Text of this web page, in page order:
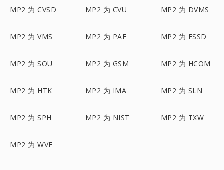
MP2 为 CVSD MP2 为 CVU MP2 为 DVMS
MP2 为 VMS MP2 为 PAF MP2 为 FSSD
MP2 为 SOU MP2 为 GSM MP2 为 HCOM
MP2 为 HTK MP2 为 IMA MP2 为 SLN
MP2 为 SPH MP2 为 NIST MP2 为 TXW
MP2 为 WVE